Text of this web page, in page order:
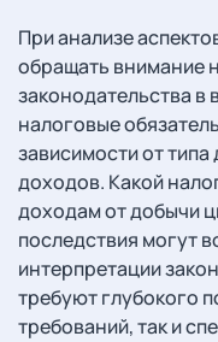
При анализе
обращать внимание
законодательства
налоговые
зависимости от
доходов. Какой
доходам от добычи
последствия могут
интерпретации
требуют глубокого
требований, так и